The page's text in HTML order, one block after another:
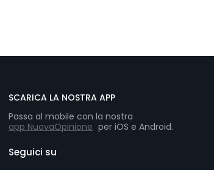
SCARICA LA NOSTRA APP
Passa al mobile con la nostra
app NuovaOpinione per iOS e Android.
Seguici su